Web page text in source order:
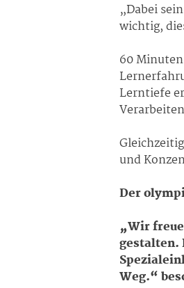
„Dabei
wichtig,
60
Lerntiefe
und
Der
„Wir
gestalten.
Weg.“